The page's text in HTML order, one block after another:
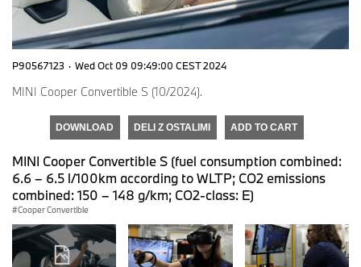
P90567123 · Wed Oct 09 09:49:00 CEST 2024
MINI Cooper Convertible S (10/2024).
DOWNLOAD DELI Z OSTALIMI ADD TO CART
MINI Cooper Convertible S (fuel consumption combined:
6.6 – 6.5 l/100km according to WLTP; CO2 emissions
combined: 150 – 148 g/km; CO2-class: E)
Cooper Convertible